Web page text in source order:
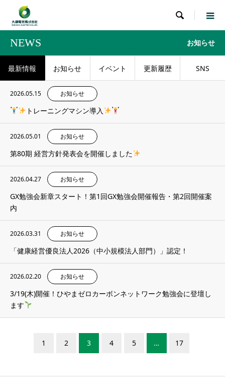

NEWS お知らせ
最新情報 お知らせ イベント 更新履歴 SNS
2026.05.15 お知らせ
トレーニングマシン導入
2026.05.01 お知らせ
第80期 経営方針発表会を開催しました
2026.04.27 お知らせ
GX勉強会新章スタート！第1回GX勉強会開催報告・第2回開催案
内
2026.03.31 お知らせ
「健康経営優良法人2026（中小規模法人部門）」認定！
2026.02.20 お知らせ
3/19(木)開催！ひやまゼロカーボンネットワーク勉強会に登壇し
ます
1 2 3 4 5 … 17